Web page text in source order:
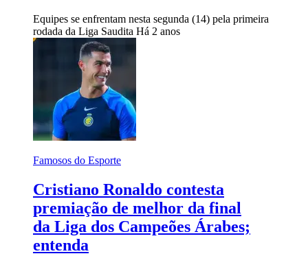
Equipes se enfrentam nesta segunda (14) pela primeira
rodada da Liga Saudita Há 2 anos
Famosos do Esporte
Cristiano Ronaldo contesta
premiação de melhor da final
da Liga dos Campeões Árabes;
entenda